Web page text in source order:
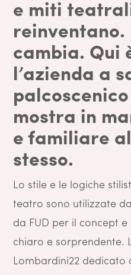
e miti
cambia. Qui
l’azienda a
palcoscenico
mostra in
e familiare
stesso.
Lo stile e le logiche
teatro sono utilizzate
da FUD per il concept
chiaro e sorprendente.
Lombardini22 dedicato